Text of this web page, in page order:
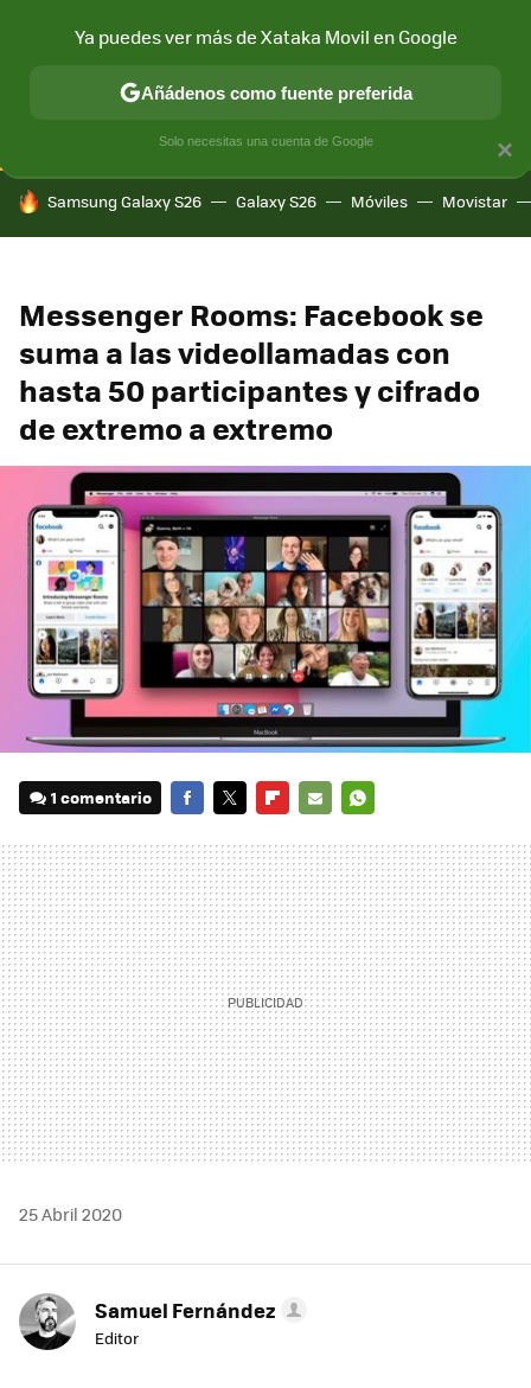
CONECTIVIDAD MÓVIL Y SOCIEDAD APLICACIONES
HOY SE HABLA DE
Samsung Galaxy S26 Galaxy S26 Móviles Movistar
Messenger Rooms: Facebook se
suma a las videollamadas con
hasta 50 participantes y cifrado
de extremo a extremo
1 comentario
MAIL
25 Abril 2020
Samuel Fernández
Editor
×
Ya puedes ver más de Xataka Movil en Google
Añádenos como fuente preferida
Solo necesitas una cuenta de Google